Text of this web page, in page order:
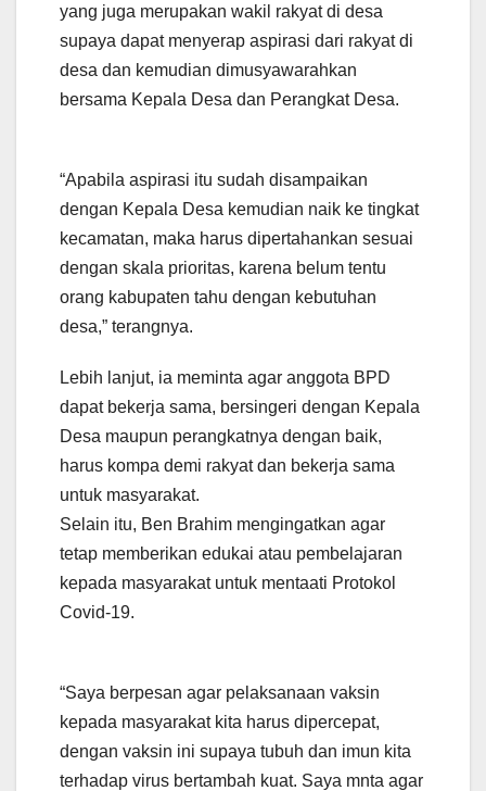
yang juga merupakan wakil rakyat di desa
supaya dapat menyerap aspirasi dari rakyat di
desa dan kemudian dimusyawarahkan
bersama Kepala Desa dan Perangkat Desa.
“Apabila aspirasi itu sudah disampaikan
dengan Kepala Desa kemudian naik ke tingkat
kecamatan, maka harus dipertahankan sesuai
dengan skala prioritas, karena belum tentu
orang kabupaten tahu dengan kebutuhan
desa,” terangnya.
Lebih lanjut, ia meminta agar anggota BPD
dapat bekerja sama, bersingeri dengan Kepala
Desa maupun perangkatnya dengan baik,
harus kompa demi rakyat dan bekerja sama
untuk masyarakat.
Selain itu, Ben Brahim mengingatkan agar
tetap memberikan edukai atau pembelajaran
kepada masyarakat untuk mentaati Protokol
Covid-19.
“Saya berpesan agar pelaksanaan vaksin
kepada masyarakat kita harus dipercepat,
dengan vaksin ini supaya tubuh dan imun kita
terhadap virus bertambah kuat. Saya mnta agar